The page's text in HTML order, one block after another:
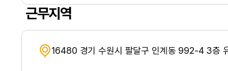
근무지역
16480 경기 수원시 팔달구 인계동 992-4 3층